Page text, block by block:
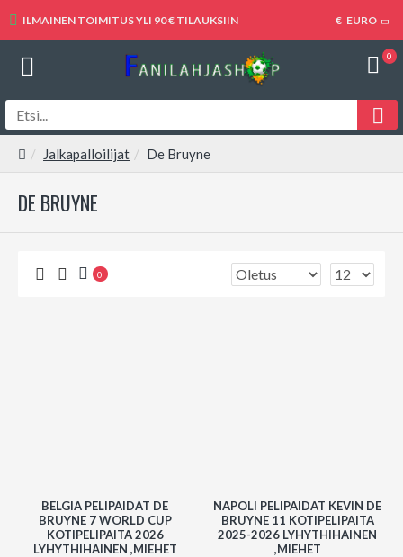
ILMAINEN TOIMITUS YLI 90 € TILAUKSIIN € EURO
0
Jalkapalloilijat De Bruyne
DE BRUYNE
0
BELGIA PELIPAIDAT DE
BRUYNE 7 WORLD CUP
KOTIPELIPAITA 2026
LYHYTHIHAINEN ,MIEHET
NAPOLI PELIPAIDAT KEVIN DE
BRUYNE 11 KOTIPELIPAITA
2025-2026 LYHYTHIHAINEN
,MIEHET